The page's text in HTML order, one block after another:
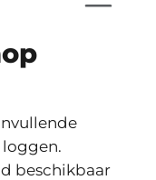
beschikbaar